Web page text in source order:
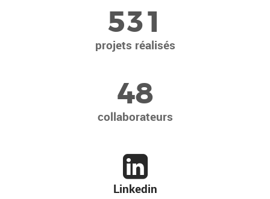
531
projets réalisés
48
collaborateurs
Linkedin